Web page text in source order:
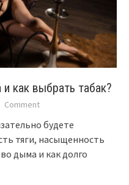
как выбрать табак?
Comment
будете
тяги, насыщенность
дыма и как долго